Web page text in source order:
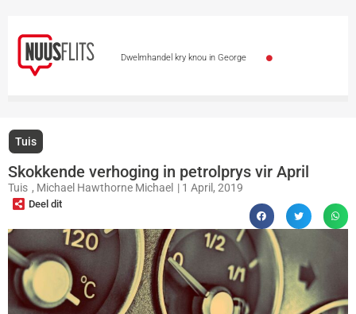
Dwelmhandel kry knou in George
en naby Gautengse skole veroordeel
auf Wiedersehen – Vicki du Preez se stem is stil
Skaars tier in Kazakstan vrygelaat
Tuis
Skokkende verhoging in petrolprys vir April
Tuis , Michael Hawthorne Michael | 1 April, 2019
Deel dit